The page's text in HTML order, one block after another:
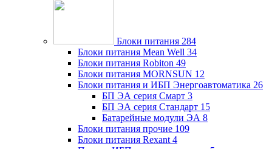
Блоки питания 284
Блоки питания Mean Well 34
Блоки питания Robiton 49
Блоки питания MORNSUN 12
Блоки питания и ИБП Энергоавтоматика 26
БП ЭА серия Смарт 3
БП ЭА серия Стандарт 15
Батарейные модули ЭА 8
Блоки питания прочие 109
Блоки питания Rexant 4